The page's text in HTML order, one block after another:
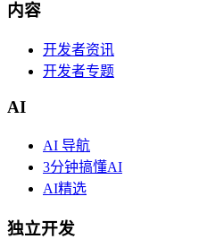
内容
开发者资讯
开发者专题
AI
AI 导航
3分钟搞懂AI
AI精选
独立开发